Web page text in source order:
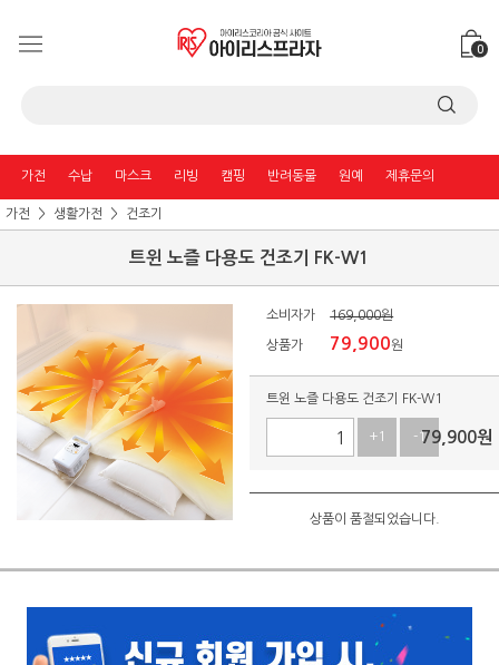
0
가전 수납 마스크 리빙 캠핑 반려동물 원예 제휴문의
가전 생활가전 건조기
트윈 노즐 다용도 건조기 FK-W1
소비자가 169,000원
상품가 79,900원
트윈 노즐 다용도 건조기 FK-W1
+1 -179,900원
상품이 품절되었습니다.